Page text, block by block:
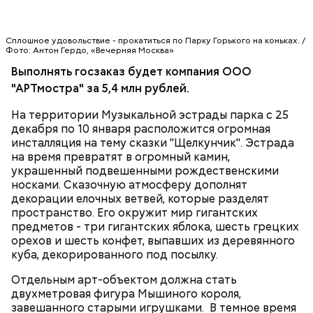
Сплошное удовольствие - прокатиться по Парку Горького на коньках. /
Фото: Антон Гердо, «Вечерняя Москва»
Выполнять госзаказ будет компания ООО
"АРТмостра" за 5,4 млн рублей.
На территории Музыкальной эстрады парка с 25
декабря по 10 января расположится огромная
инсталляция на тему сказки "Щелкунчик". Эстрада
на время превратят в огромный камин,
украшенный подвешенными рождественскими
носками. Сказочную атмосферу дополнят
декорации елочных ветвей, которые разделят
пространство. Его окружит мир гигантских
предметов - три гигантских яблока, шесть грецких
орехов и шесть конфет, выпавших из деревянного
куба, декорированного под посылку.
Отдельным арт-объектом должна стать
двухметровая фигура Мышиного короля,
завешанного старыми игрушками. В темное время
Катки в парках оборудованы раздевалками,
пунктами проката, услугами по заточке коньков,
кафе.
200 метров. Горки поменьше будут устроены еще в